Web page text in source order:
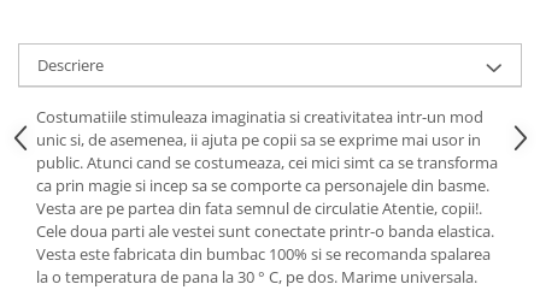
Pictura pe numere
Sarma plusata
Seturi de creatie
Tablouri diamonds
Stimulare vizuala
Seturi si jocuri magnetice
Descriere
Costumatiile stimuleaza imaginatia si creativitatea intr-un mod
unic si, de asemenea, ii ajuta pe copii sa se exprime mai usor in
public. Atunci cand se costumeaza, cei mici simt ca se transforma
ca prin magie si incep sa se comporte ca personajele din basme.
Vesta are pe partea din fata semnul de circulatie Atentie, copii!.
Cele doua parti ale vestei sunt conectate printr-o banda elastica.
Vesta este fabricata din bumbac 100% si se recomanda spalarea
la o temperatura de pana la 30 ° C, pe dos. Marime universala.